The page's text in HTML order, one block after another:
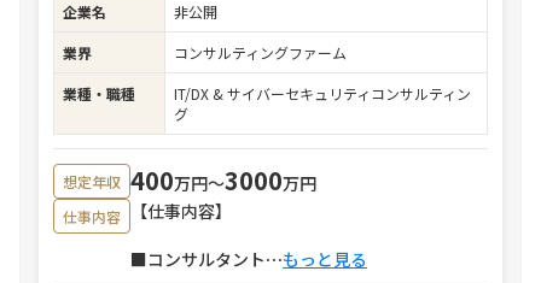
企業名
非公開
業界
コンサルティングファーム
業種・職種
IT/DX & サイバーセキュリティコンサルティン
グ
想定年収 400万円〜3000万円
仕事内容
【仕事内容】
■コンサルタント⋯もっと見る